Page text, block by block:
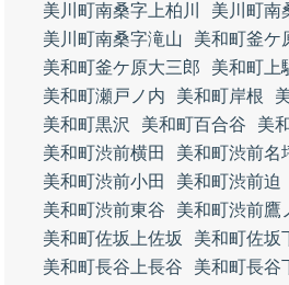
美川町南桑字上柏川
美川町南
美川町南桑字滝山
美和町釜ケ
美和町釜ケ原大三郎
美和町上
美和町瀬戸ノ内
美和町岸根
美和町黒沢
美和町百合谷
美
美和町渋前横田
美和町渋前名
美和町渋前小田
美和町渋前迫
美和町渋前東谷
美和町渋前鷹
美和町佐坂上佐坂
美和町佐坂
美和町長谷上長谷
美和町長谷